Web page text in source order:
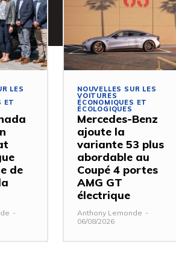
LES
ET
de
-
NOUVELLES SUR LES
VOITURES
ÉCONOMIQUES ET
ÉCOLOGIQUES
Mercedes-Benz
ajoute la
variante 53 plus
abordable au
Coupé 4 portes
AMG GT
électrique
Anthony Lemonde -
06/08/2026